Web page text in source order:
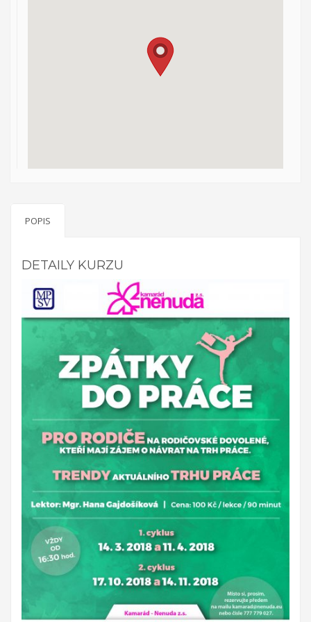
dobrovolnická služba – Discover your possibilities with
Projekt vznikl po zkušenosti z
předchozích projektů EDS. Cílem je umožnit
dobrovolníka je jeho velká motivace a jeho návrh na projekt
celého pracovního běhu organizace a budou pracovat v
miniškolce, v rámci odpoledních aktivit pro mládež a budou se
rovněž podílet na přípravě a nabídce svých vlastních aktivit.
Budou svou činností propagovat EDS a program Erasmus+.Mezi
hlavní aktivity bude patřit seznámení místní komunity i
dobrovolníka s novou kulturou.
Projekty 2015:
Ministerstvo práce a sociálních věcí ve spolupráci s
občanským sdružením Kamarád Nenuda realizují v
letošním roce projekty Bezpečné hnízdo a Snoezelen.
Projekt zároveň napomáhá zdravému vývoji dítěte, přes
zkvalitnění vztahů v rodině a prostřednictvím rodinného
zážitkového odpoledne až ke komplexnímu poradenství, které
je pro rodiny k dispozici po celou dobu projektu.Druhý projekt,
multisenzorická místnost Snoezelen, slouží jako inovativní
metoda pro sociálně znevýhodněné rodiny, specificky pro
rodiny s ohroženými dětmi. Pobyt v místnosti Snoezelen je
přelomovým trávením volného času dětí i dospělých. Jedná se
zároveň o efektivní metodu řešení civilizačních problémů.
Pozitivní vliv této metody je vidět u poruch jako jsou
hyperaktivita, nedostatečná schopnost soustředění, strach,
POPIS
DETAILY KURZU